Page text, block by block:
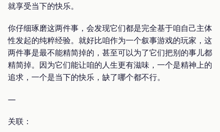
就享受当下的快乐。
你仔细琢磨这两件事，会发现它们都是完全基于咱自己主体
性发起的纯粹经验。就好比咱作为一个叙事游戏的玩家，这
两件事是最不能精简掉的，甚至可以为了它们把别的事儿都
精简掉。因为它们能让咱的人生更有滋味，一个是精神上的
追求，一个是当下的快乐，缺了哪个都不行。
—
关联：